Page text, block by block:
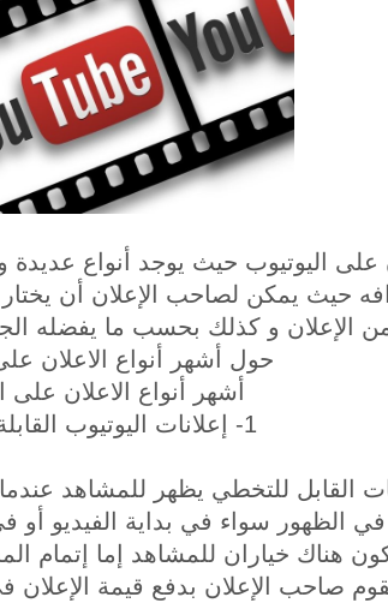
على اليوتيوب حيث يوجد أنواع
حيث يمكن لصاحب الإعلان أن
من الإعلان و كذلك بحسب ما يفضله
حول أشهر أنواع الاعلان
أشهر أنواع الاعلان على
1- إعلانات اليوتيوب القابلة للتخطي
القابل للتخطي يظهر للمشاهد
هناك خياران للمشاهد إما إتمام